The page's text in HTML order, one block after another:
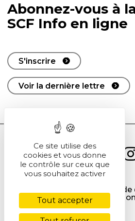
Abonnez-vous à
SCF Info en ligne
S'inscrire
Voir la dernière lettre
Politique
Cookies
Ce site utilise des
cookies et vous donne
le contrôle sur ceux que
vous souhaitez activer
Tout accepter